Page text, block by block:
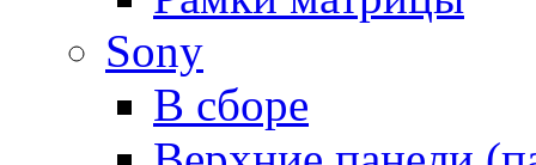
Sony
В сборе